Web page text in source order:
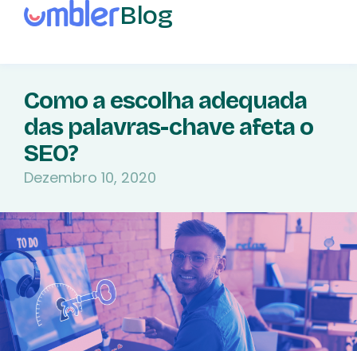
Blog
Como a escolha adequada
das palavras-chave afeta o
SEO?
Dezembro 10, 2020